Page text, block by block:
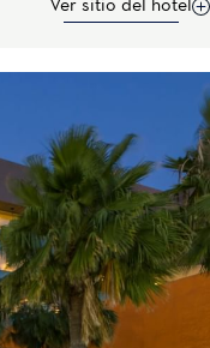
Ver sitio del hotel